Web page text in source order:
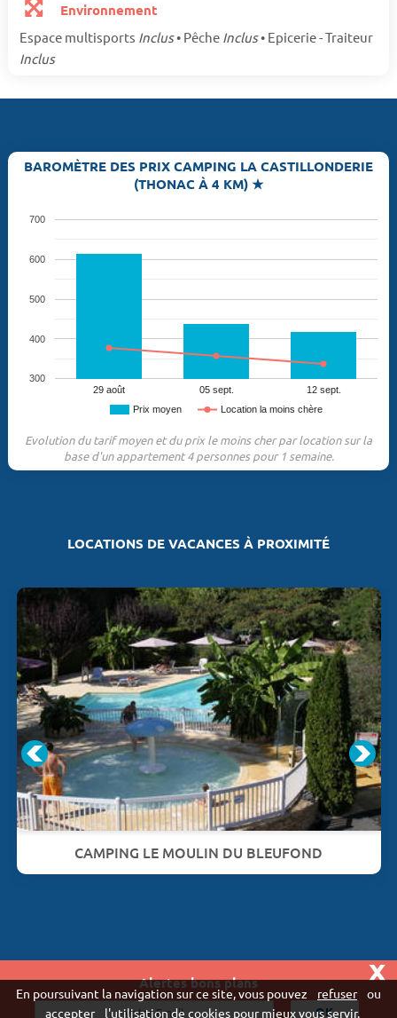
Alertes bons plans x
Environnement
Espace multisports Inclus• Pêche Inclus• Epicerie - Traiteur
Inclus
BAROMÈTRE DES PRIX CAMPING LA CASTILLONDERIE
(THONAC À 4 KM) ★
Prix moyen Location la moins chère
29 août 05 sept. 12 sept.
300
400
500
600
700
Evolution du tarif moyen et du prix le moins cher par location sur la
base d'un appartement 4 personnes pour 1 semaine.
LOCATIONS DE VACANCES À PROXIMITÉ
CAMPING LE MOULIN DU BLEUFOND
Vivaweb SARL - RCS Créteil n°790 591 572
En poursuivant la navigation sur ce site, vous pouvez refuser
ou
accepter
l'utilisation de cookies pour mieux vous servir.